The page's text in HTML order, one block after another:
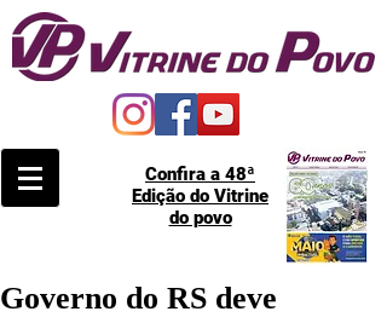
Confira a 48ª
Edição do Vitrine
do povo
Governo do RS deve